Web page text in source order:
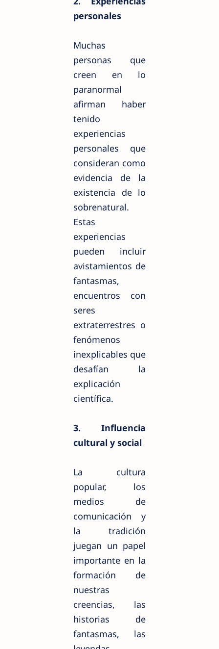
personales
Muchas
personas que
creen en lo
paranormal
afirman haber
tenido
experiencias
personales que
consideran como
evidencia de la
existencia de lo
sobrenatural.
Estas
experiencias
pueden incluir
avistamientos de
fantasmas,
encuentros con
seres
extraterrestres o
fenómenos
inexplicables que
desafían la
explicación
científica.
3. Influencia
cultural y social
La cultura
popular, los
medios de
comunicación y
la tradición
juegan un papel
importante en la
formación de
nuestras
creencias, las
historias de
fantasmas, las